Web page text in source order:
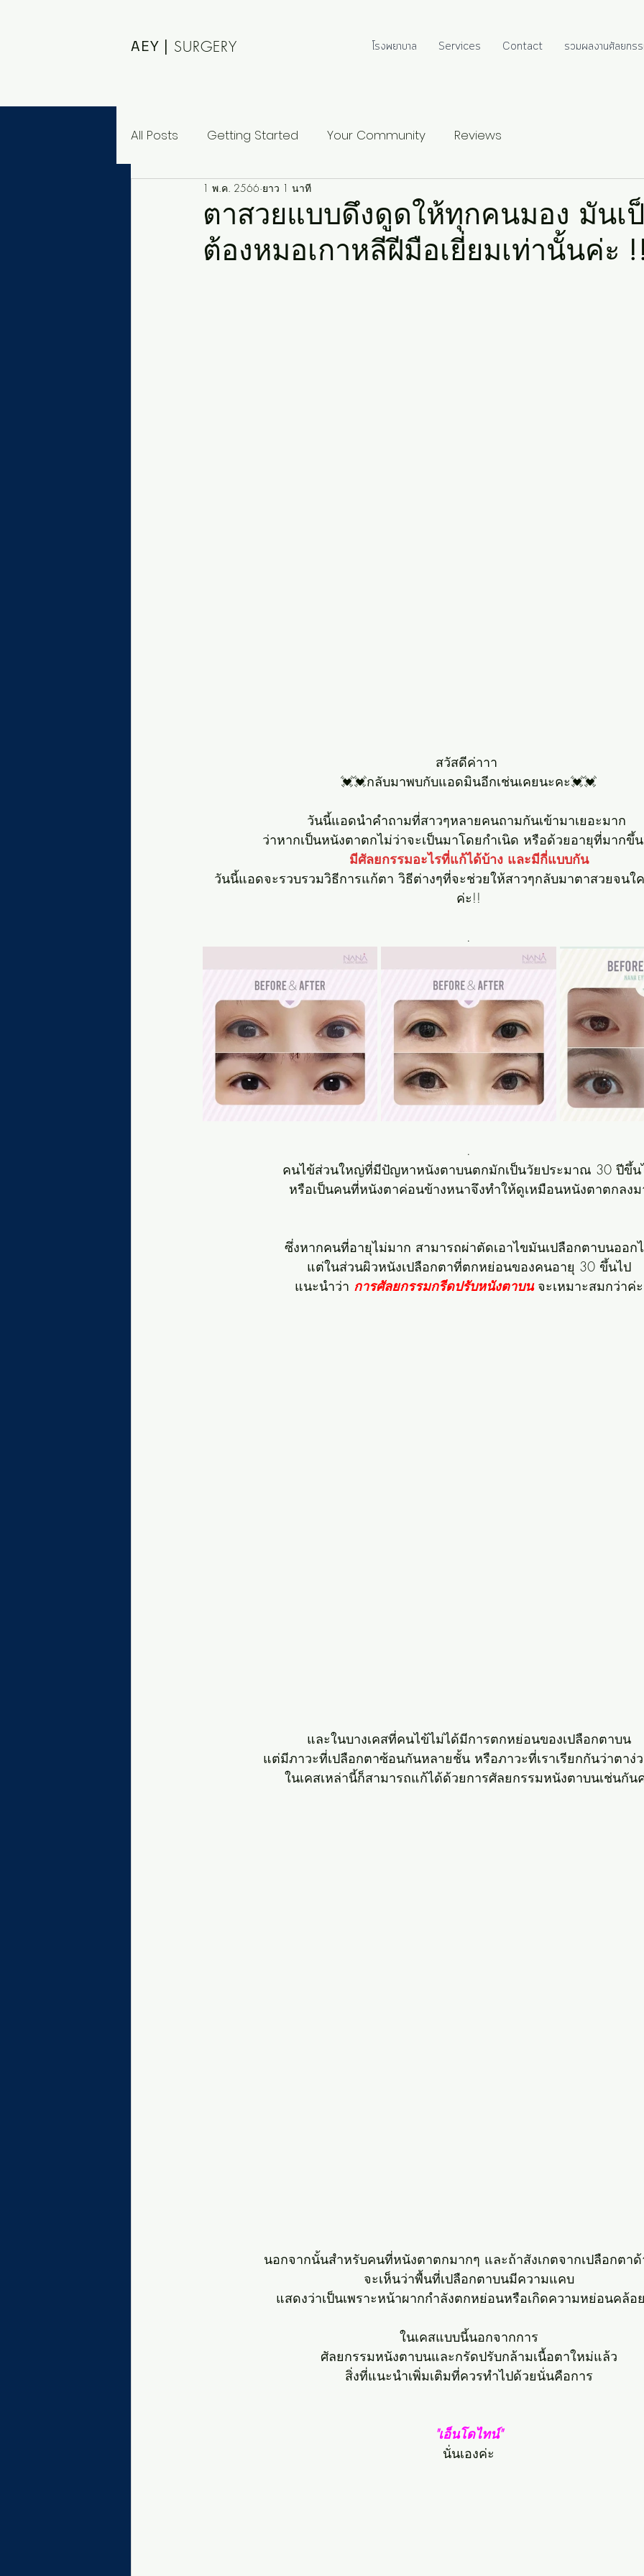
AEY | SURGERY โรงพยาบาล Services Contact รวมผลงานศัลยกร
All Posts Getting Started Your Community Reviews
ตาสวยแบบดึงดูดให้ทุกคนมอง มันเ
ต้องหมอเกาหลีฝีมือเยี่ยมเท่านั้นค่ะ
1 พ.ค. 2566 ยาว 1 นาที
สวัสดีค่าาา
💓💓กลับมาพบกับแอดมินอีกเช่นเคยนะคะ💓💓
วันนี้แอดนำคำถามที่สาวๆหลายคนถามกันเข้ามาเยอะมาก
ว่าหากเป็นหนังตาตกไม่ว่าจะเป็นมาโดยกำเนิด หรือด้วยอายุที่มากขึ้
มีศัลยกรรมอะไรที่แก้ได้บ้าง และมีกี่แบบกัน
วันนี้แอดจะรวบรวมวิธีการแก้ตา วิธีต่างๆที่จะช่วยให้สาวๆกลับมาตาสวยจนใ
ค่ะ!!
.
.
คนไข้ส่วนใหญ่ที่มีปัญหาหนังตาบนตกมักเป็นวัยประมาณ 30 ปีขึ้น
หรือเป็นคนที่หนังตาค่อนข้างหนาจึงทำให้ดูเหมือนหนังตาตกลงม
ซึ่งหากคนที่อายุไม่มาก สามารถผ่าตัดเอาไขมันเปลือกตาบนออก
แต่ในส่วนผิวหนังเปลือกตาที่ตกหย่อนของคนอายุ 30 ขึ้นไป
แนะนำว่า การศัลยกรรมกรีดปรับหนังตาบน จะเหมาะสมกว่าค่ะ
และในบางเคสที่คนไข้ไม่ได้มีการตกหย่อนของเปลือกตาบน
แต่มีภาวะที่เปลือกตาซ้อนกันหลายชั้น หรือภาวะที่เราเรียกกันว่าตาง่
ในเคสเหล่านี้ก็สามารถแก้ได้ด้วยการศัลยกรรมหนังตาบนเช่นกัน
นอกจากนั้นสำหรับคนที่หนังตาตกมากๆ และถ้าสังเกตจากเปลือกตา
จะเห็นว่าพื้นที่เปลือกตาบนมีความแคบ
แสดงว่าเป็นเพราะหน้าผากกำลังตกหย่อนหรือเกิดความหย่อนคล้อ
ในเคสแบบนี้นอกจากการ
ศัลยกรรมหนังตาบนและกรัดปรับกล้ามเนื้อตาใหม่แล้ว
สิ่งที่แนะนำเพิ่มเติมที่ควรทำไปด้วยนั่นคือการ
"เอ็นโดไทน์"
นั่นเองค่ะ